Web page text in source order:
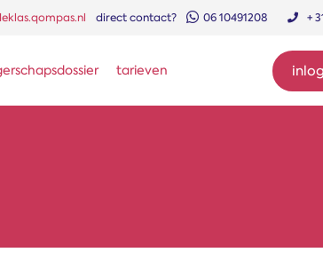
direct contact? 06 10491208 +
tarieven